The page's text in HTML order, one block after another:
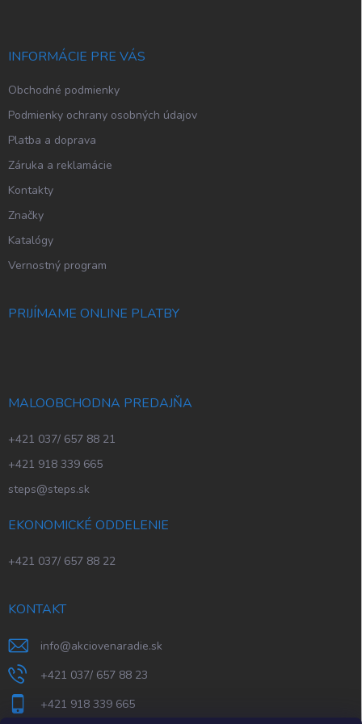
INFORMÁCIE PRE VÁS
Obchodné podmienky
Podmienky ochrany osobných údajov
Platba a doprava
Záruka a reklamácie
Kontakty
Značky
Katalógy
Vernostný program
PRIJÍMAME ONLINE PLATBY
MALOOBCHODNA PREDAJŇA
+421 037/ 657 88 21
+421 918 339 665
steps@steps.sk
EKONOMICKÉ ODDELENIE
+421 037/ 657 88 22
KONTAKT
info@akciovenaradie.sk
+421 037/ 657 88 23
+421 918 339 665